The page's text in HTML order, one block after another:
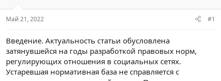
е
м
ч
а
Май 21, 2022 #1
Введение. Актуальность статьи обусловлена
затянувшейся на годы разработкой правовых норм,
регулирующих отношения в социальных сетях.
Устаревшая нормативная база не справляется с